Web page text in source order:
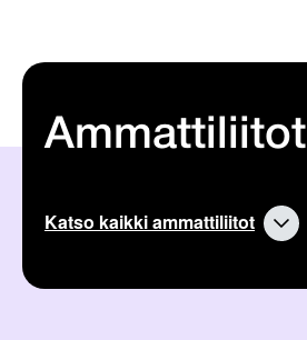
Ammattiliitot
Katso kaikki ammattiliitot